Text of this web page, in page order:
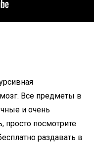
Все предметы в
и очень
просто посмотрите
раздавать в